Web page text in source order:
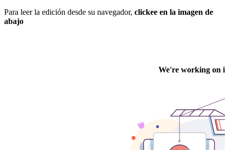
Para leer la edición desde su navegador, clickee en la imagen de
abajo